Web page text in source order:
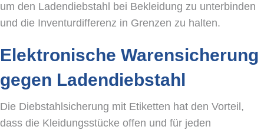
um den Ladendiebstahl bei Bekleidung zu unterbinden
und die Inventurdifferenz in Grenzen zu halten.
Elektronische Warensicherung
gegen Ladendiebstahl
Die Diebstahlsicherung mit Etiketten hat den Vorteil,
dass die Kleidungsstücke offen und für jeden